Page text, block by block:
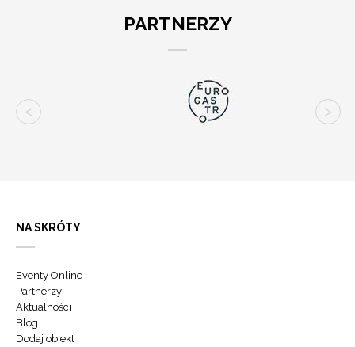
PARTNERZY
NA SKRÓTY
Eventy Online
Partnerzy
Aktualności
Blog
Dodaj obiekt